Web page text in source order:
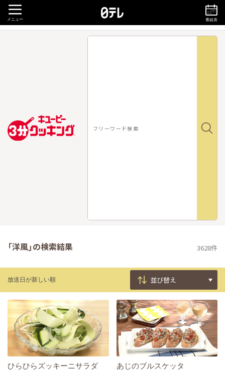
メニュー 番組表
「洋風」の検索結果 3628件
放送日が新しい順
ひらひらズッキーニサラダ あじのブルスケッタ